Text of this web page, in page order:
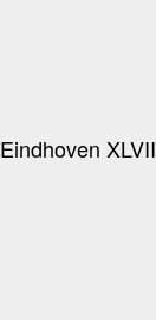
Eindhoven XLVII